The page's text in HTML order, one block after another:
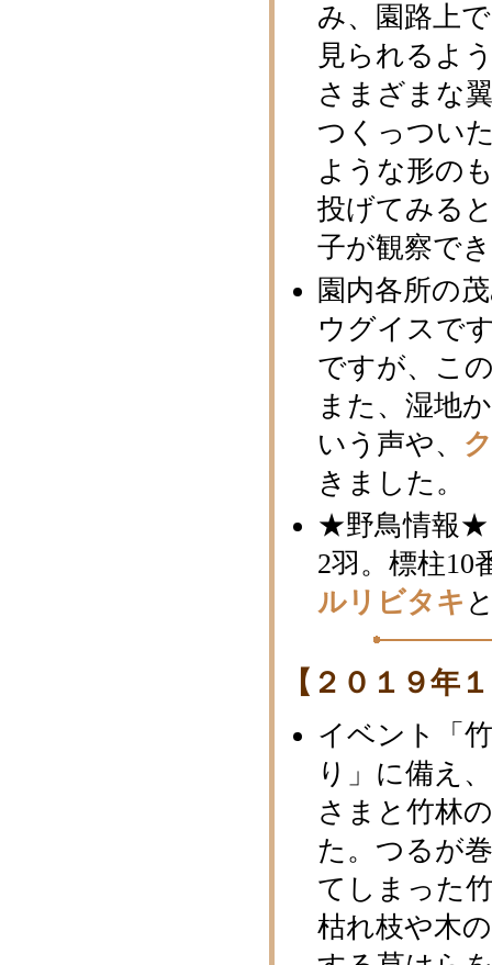
み、園路上
見られるよ
さまざまな
つくっつい
ような形の
投げてみる
子が観察で
園内各所の
ウグイスで
ですが、こ
また、湿地
いう声や、
きました。
★野鳥情報★
2羽。標柱10
ルリビタキ
【２０１９年
イベント「
り」に備え
さまと竹林
た。つるが
てしまった
枯れ枝や木